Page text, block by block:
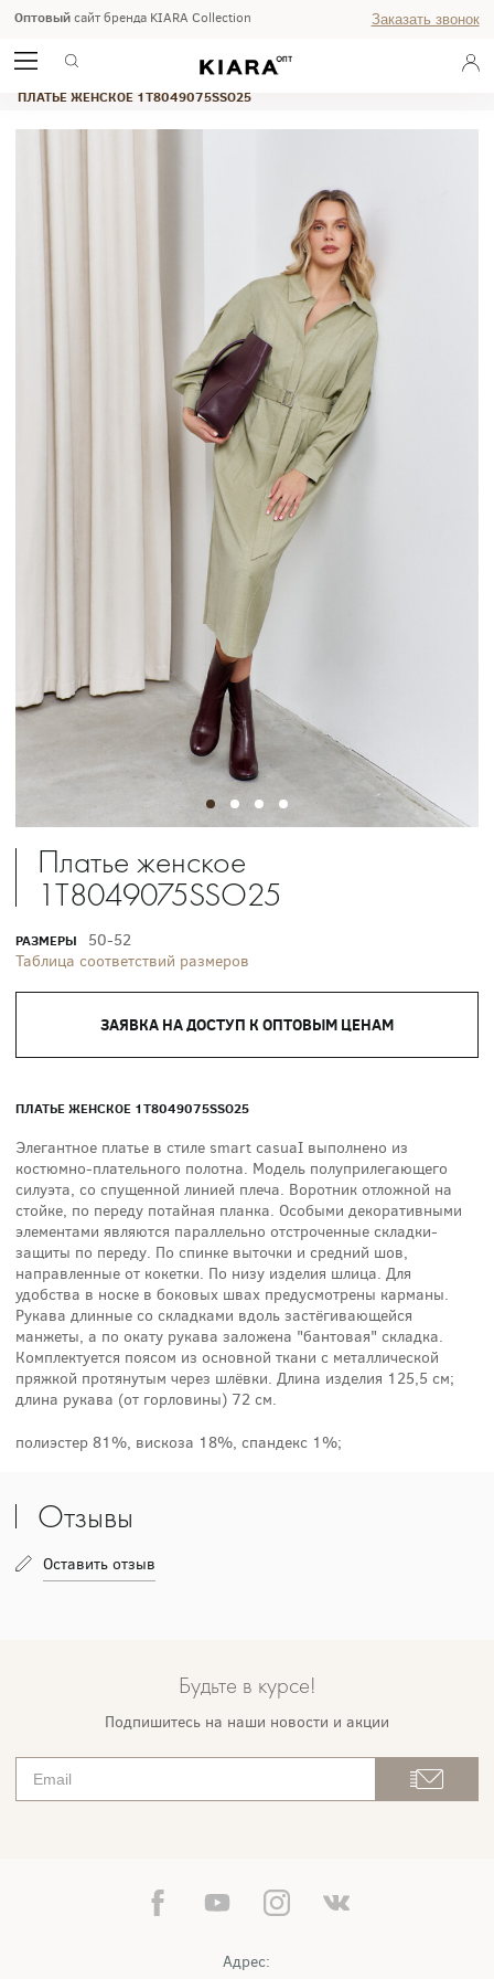
Оптовыйсайт бренда KIARA Collection Заказать звонок
ВЕСНА 2025 OFFICE
ПЛАТЬЕ ЖЕНСКОЕ 1T8049075SSO25
Платье женское
1T8049075SSO25
РАЗМЕРЫ
50-52
Таблица соответствий размеров
ЗАЯВКА НА ДОСТУП К ОПТОВЫМ ЦЕНАМ
ПЛАТЬЕ ЖЕНСКОЕ 1T8049075SSO25
Элегантное платье в стиле smart casuaI выполнено из
костюмно-плательного полотна. Модель полуприлегающего
силуэта, со спущенной линией плеча. Воротник отложной на
стойке, по переду потайная планка. Особыми декоративными
элементами являются параллельно отстроченные складки-
защиты по переду. По спинке выточки и средний шов,
направленные от кокетки. По низу изделия шлица. Для
удобства в носке в боковых швах предусмотрены карманы.
Рукава длинные со складками вдоль застёгивающейся
манжеты, а по окату рукава заложена "бантовая" складка.
Комплектуется поясом из основной ткани с металлической
пряжкой протянутым через шлёвки. Длина изделия 125,5 см;
длина рукава (от горловины) 72 см.
полиэстер 81%, вискоза 18%, спандекс 1%;
Отзывы
Оставить отзыв
Будьте в курсе!
Подпишитесь на наши новости и акции
Адрес: